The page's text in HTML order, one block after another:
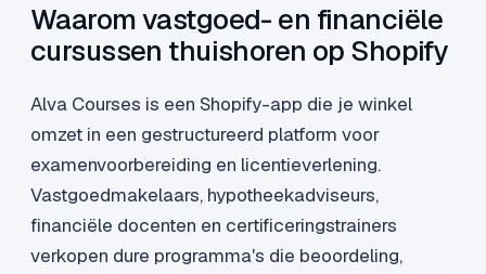
Waarom vastgoed- en financiële
cursussen thuishoren op Shopify
Alva Courses is een Shopify-app die je winkel
omzet in een gestructureerd platform voor
examenvoorbereiding en licentieverlening.
Vastgoedmakelaars, hypotheekadviseurs,
financiële docenten en certificeringstrainers
verkopen dure programma's die beoordeling,